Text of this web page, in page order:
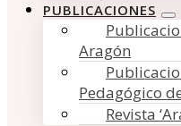
PUBLICACIONES
Aragón
Pedagógico
Revista